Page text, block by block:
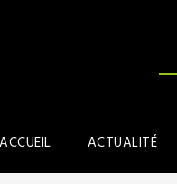
ACCUEIL ACTUALITÉ